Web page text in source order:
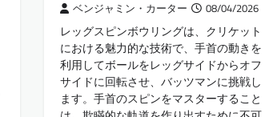
ベンジャミン・カーター 08/04/2026
レッグスピンボウリングは、クリケット
における魅力的な技術で、手首の動きを
利用してボールをレッグサイドからオフ
サイドに回転させ、バッツマンに挑戦し
ます。手首のスピンをマスターすること